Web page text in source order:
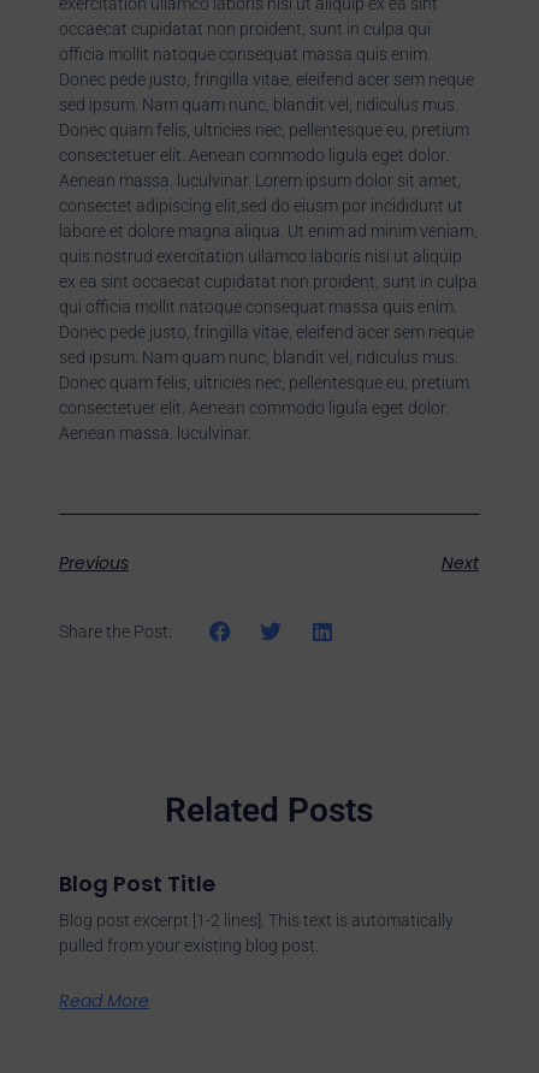
occaecat cupidatat non proident, sunt in culpa qui
officia mollit natoque consequat massa quis enim.
Donec pede justo, fringilla vitae, eleifend acer sem neque
sed ipsum. Nam quam nunc, blandit vel, ridiculus mus.
Donec quam felis, ultricies nec, pellentesque eu, pretium
consectetuer elit. Aenean commodo ligula eget dolor.
Aenean massa. luculvinar. Lorem ipsum dolor sit amet,
consectet adipiscing elit,sed do eiusm por incididunt ut
labore et dolore magna aliqua. Ut enim ad minim veniam,
quis nostrud exercitation ullamco laboris nisi ut aliquip
ex ea sint occaecat cupidatat non proident, sunt in culpa
qui officia mollit natoque consequat massa quis enim.
Donec pede justo, fringilla vitae, eleifend acer sem neque
sed ipsum. Nam quam nunc, blandit vel, ridiculus mus.
Donec quam felis, ultricies nec, pellentesque eu, pretium
consectetuer elit. Aenean commodo ligula eget dolor.
Aenean massa. luculvinar.
Previous Next
Share the Post:
Related Posts
Blog Post Title
Blog post excerpt [1-2 lines]. This text is automatically
pulled from your existing blog post.
Read More